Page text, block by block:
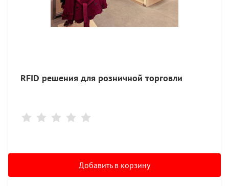
RFID решения для розничной торговли
Добавить в корзину